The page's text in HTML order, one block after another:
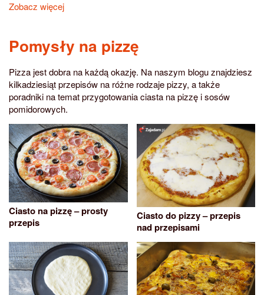
Zobacz więcej
Pomysły na pizzę
Pizza jest dobra na każdą okazję. Na naszym blogu znajdziesz
kilkadziesiąt przepisów na różne rodzaje pizzy, a także
poradniki na temat przygotowania ciasta na pizzę i sosów
pomidorowych.
Ciasto na pizzę – prosty
przepis
Ciasto do pizzy – przepis
nad przepisami